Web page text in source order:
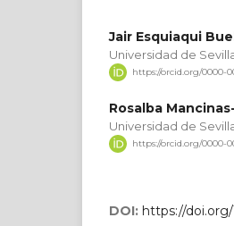
Jair Esquiaqui
Universidad de
https://orcid.org/0000-
Rosalba
Universidad de
https://orcid.org/0000-
DOI: https://doi.org/